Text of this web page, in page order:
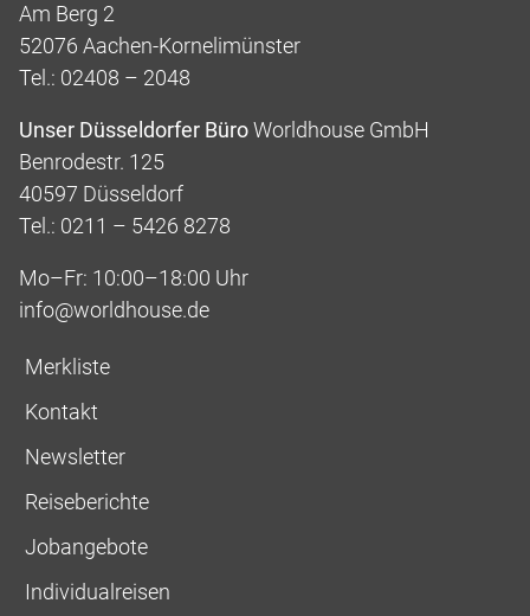
Am Berg 2
52076 Aachen-Kornelimünster
Tel.: 02408 – 2048
Unser Düsseldorfer BüroWorldhouse GmbH
Benrodestr. 125
40597 Düsseldorf
Tel.: 0211 – 5426 8278
Mo–Fr: 10:00–18:00 Uhr
info@worldhouse.de
Merkliste
Kontakt
Newsletter
Reiseberichte
Jobangebote
Individualreisen